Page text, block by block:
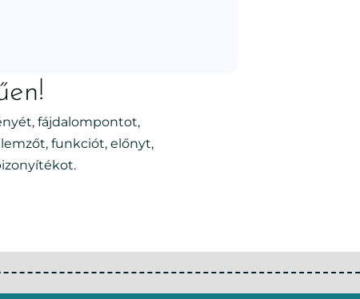
fájdalompontot,
funkciót, előnyt,